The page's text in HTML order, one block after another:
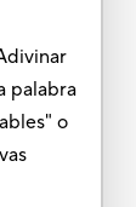
palabra
o